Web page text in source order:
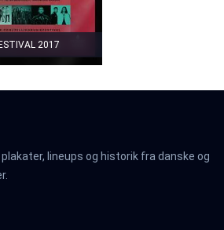
2017
lineups og historik fra danske og